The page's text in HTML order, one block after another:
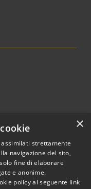
© 2026 • Comune di
×
strettamente
navigazione del sito,
fine di elaborare
e anonime.
policy al seguente link